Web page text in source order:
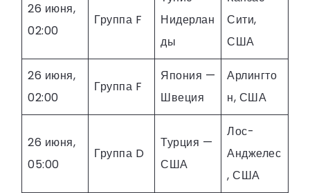
26 июня,
02:00
Группа F
Нидерлан
ды
Сити,
США
26 июня,
02:00
Группа F
Япония —
Швеция
Арлингто
н, США
26 июня,
05:00
Группа D
Турция —
США
Лос-
Анджелес
, США